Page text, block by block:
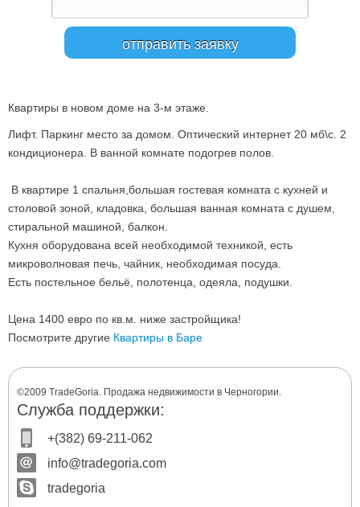
Квартиры в новом доме на 3-м этаже.
Лифт. Паркинг место за домом. Оптический интернет 20 мб\с. 2
кондиционера. В ванной комнате подогрев полов.
В квартире 1 спальня,большая гостевая комната с кухней и
столовой зоной, кладовка, большая ванная комната с душем,
стиральной машиной, балкон.
Кухня оборудована всей необходимой техникой, есть
микроволновая печь, чайник, необходимая посуда.
Есть постельное бельё, полотенца, одеяла, подушки.
Цена 1400 евро по кв.м. ниже застройщика!
Посмотрите другие Квартиры в Баре
©2009 TradeGoria. Продажа недвижимости в Черногории.
Служба поддержки:
+(382) 69-211-062
info@tradegoria.com
tradegoria